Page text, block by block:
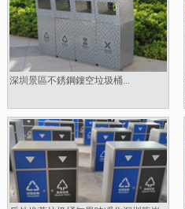
深圳景區不銹鋼鏤空垃圾桶...